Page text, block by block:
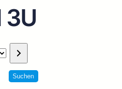
3U
Suchen